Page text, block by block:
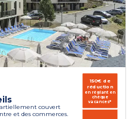
couvert
et des commerces.
150€ de
réduction
en réglant en
chèque
vacances*